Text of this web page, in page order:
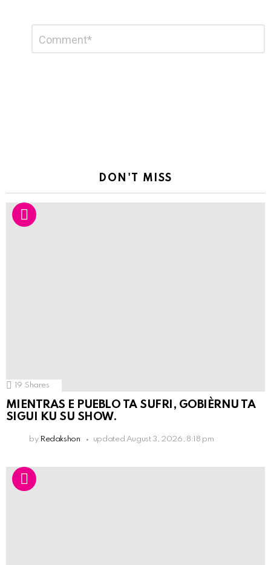
Reply
DON'T MISS
19 Shares
MIENTRAS E PUEBLO TA SUFRI, GOBIÈRNU TA
SIGUI KU SU SHOW.
by Redakshon updated August 3, 2026, 8:18 pm